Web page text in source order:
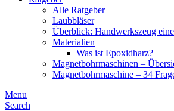
Alle Ratgeber
Laubbläser
Überblick: Handwerkszeug
Materialien
Was ist Epoxidharz?
Magnetbohrmaschinen –
Magnetbohrmaschine – 34
Menu
Search